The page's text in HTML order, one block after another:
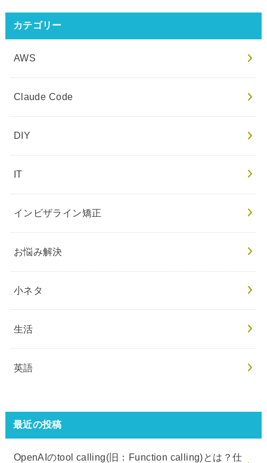
カテゴリー
AWS
Claude Code
DIY
IT
インビザライン矯正
お悩み解決
小ネタ
生活
英語
最近の投稿
OpenAIのtool calling(旧：Function calling)とは？仕